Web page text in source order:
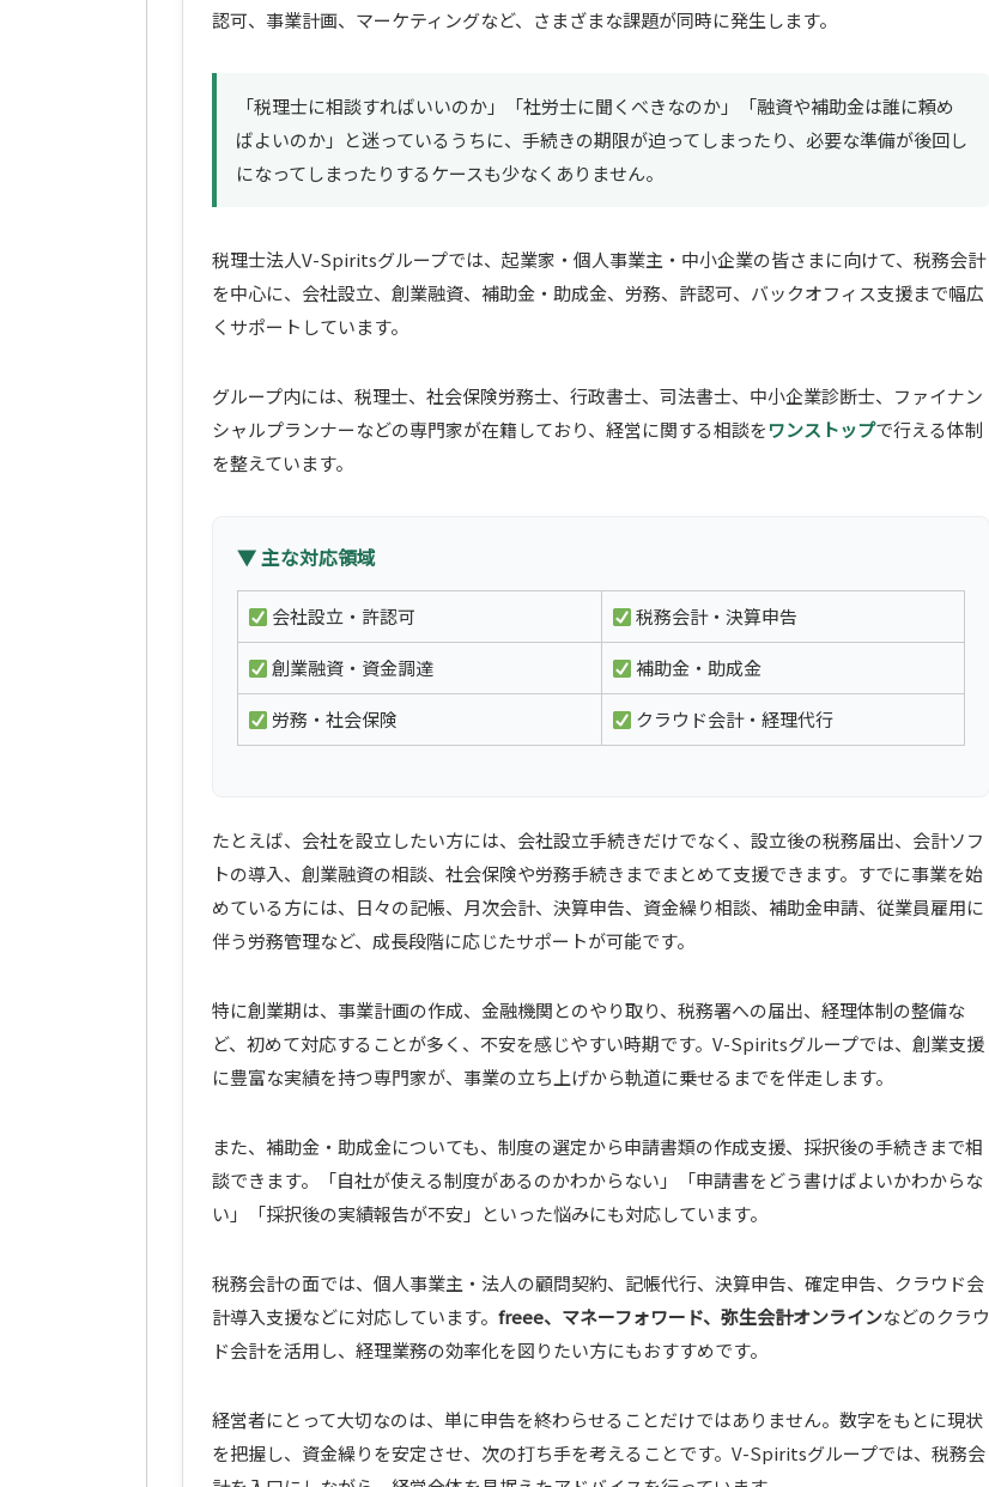
認可、事業計画、マーケティングなど、さまざまな課題が同時に発生します。
「税理士に相談すればいいのか」「社労士に聞くべきなのか」「融資や補助金は誰に頼め
ばよいのか」と迷っているうちに、手続きの期限が迫ってしまったり、必要な準備が後回し
になってしまったりするケースも少なくありません。
税理士法人V-Spiritsグループでは、起業家・個人事業主・中小企業の皆さまに向けて、税務会計
を中心に、会社設立、創業融資、補助金・助成金、労務、許認可、バックオフィス支援まで幅広
くサポートしています。
グループ内には、税理士、社会保険労務士、行政書士、司法書士、中小企業診断士、ファイナン
シャルプランナーなどの専門家が在籍しており、経営に関する相談をワンストップで行える体制
を整えています。
▼ 主な対応領域
会社設立・許認可 税務会計・決算申告
創業融資・資金調達 補助金・助成金
労務・社会保険 クラウド会計・経理代行
たとえば、会社を設立したい方には、会社設立手続きだけでなく、設立後の税務届出、会計ソフ
トの導入、創業融資の相談、社会保険や労務手続きまでまとめて支援できます。すでに事業を始
めている方には、日々の記帳、月次会計、決算申告、資金繰り相談、補助金申請、従業員雇用に
伴う労務管理など、成長段階に応じたサポートが可能です。
特に創業期は、事業計画の作成、金融機関とのやり取り、税務署への届出、経理体制の整備な
ど、初めて対応することが多く、不安を感じやすい時期です。V-Spiritsグループでは、創業支援
に豊富な実績を持つ専門家が、事業の立ち上げから軌道に乗せるまでを伴走します。
また、補助金・助成金についても、制度の選定から申請書類の作成支援、採択後の手続きまで相
談できます。「自社が使える制度があるのかわからない」「申請書をどう書けばよいかわからな
い」「採択後の実績報告が不安」といった悩みにも対応しています。
税務会計の面では、個人事業主・法人の顧問契約、記帳代行、決算申告、確定申告、クラウド会
計導入支援などに対応しています。 freee、マネーフォワード、弥生会計オンラインなどのクラウ
ド会計を活用し、経理業務の効率化を図りたい方にもおすすめです。
経営者にとって大切なのは、単に申告を終わらせることだけではありません。数字をもとに現状
を把握し、資金繰りを安定させ、次の打ち手を考えることです。V-Spiritsグループでは、税務会